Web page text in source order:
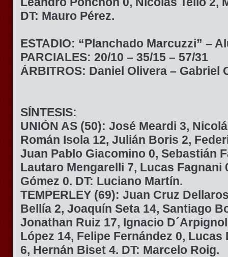
DT: Mauro Pérez.
ESTADIO: “Planchado Marcuzzi” –
PARCIALES: 20/10 – 35/15 – 57/31
ÁRBITROS: Daniel Olivera – Gabriel
SÍNTESIS:
UNIÓN AS (50): José Meardi 3,
Román Isola 12, Julián Boris 2,
Juan Pablo Giacomino 0, Sebastián
Lautaro Mengarelli 7, Lucas Fagnani
Gómez 0. DT: Luciano Martín.
TEMPERLEY (69): Juan Cruz
Bellía 2, Joaquín Seta 14, Santiago
Jonathan Ruiz 17, Ignacio
López 14, Felipe Fernández 0, Lucas
6, Hernán Biset 4. DT: Marcelo Roig.